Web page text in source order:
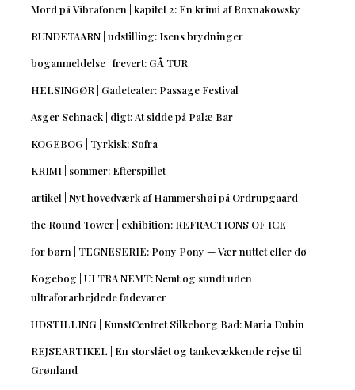
Mord på Vibrafonen | kapitel 2: En krimi af Roxnakowsky
RUNDETAARN | udstilling: Isens brydninger
boganmeldelse | frevert: GÅ TUR
HELSINGØR | Gadeteater: Passage Festival
Asger Schnack | digt: At sidde på Palæ Bar
KOGEBOG | Tyrkisk: Sofra
KRIMI | sommer: Efterspillet
artikel | Nyt hovedværk af Hammershøi på Ordrupgaard
the Round Tower | exhibition: REFRACTIONS OF ICE
for børn | TEGNESERIE: Pony Pony — Vær nuttet eller dø
Kogebog | ULTRA NEMT: Nemt og sundt uden
ultraforarbejdede fødevarer
UDSTILLING | KunstCentret Silkeborg Bad: Maria Dubin
REJSEARTIKEL | En storslået og tankevækkende rejse til
Grønland